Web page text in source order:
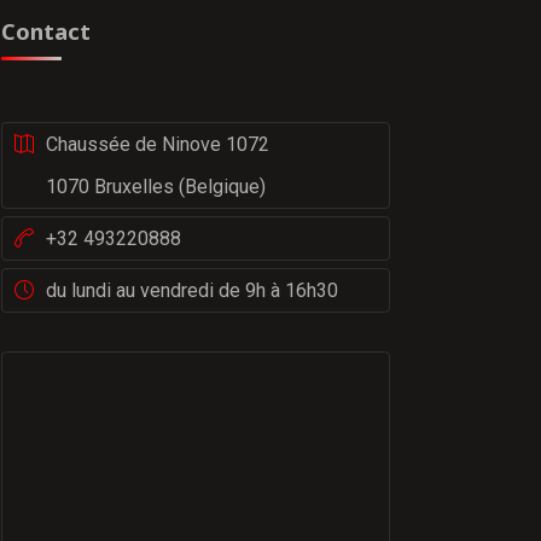
Contact
Chaussée de Ninove 1072
1070 Bruxelles (Belgique)
+32 493220888
du lundi au vendredi de 9h à 16h30